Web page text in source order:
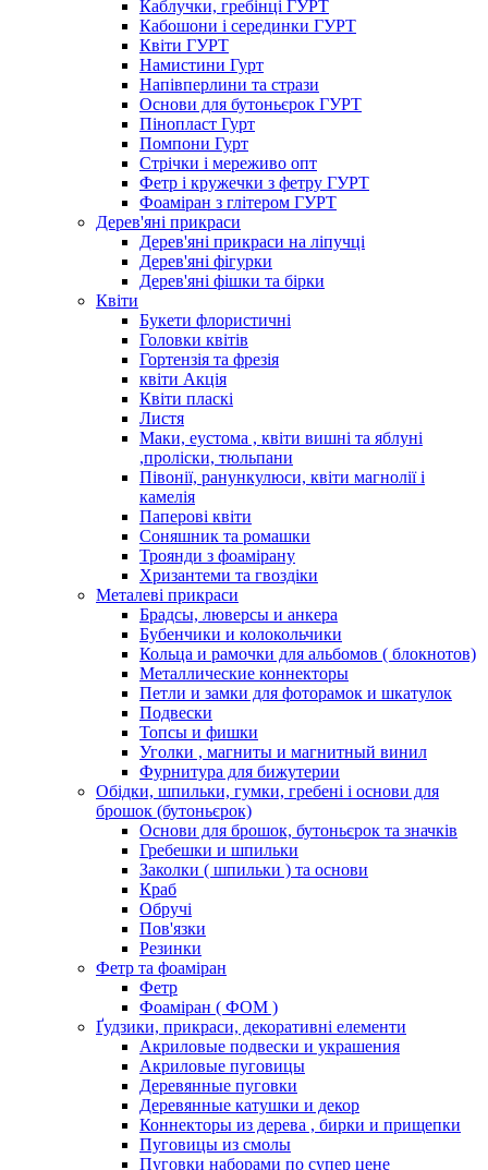
Каблучки, гребінці ГУРТ
Кабошони і серединки ГУРТ
Квіти ГУРТ
Намистини Гурт
Напівперлини та стрази
Основи для бутоньєрок ГУРТ
Пінопласт Гурт
Помпони Гурт
Стрічки і мереживо опт
Фетр і кружечки з фетру ГУРТ
Фоаміран з глітером ГУРТ
Дерев'яні прикраси
Дерев'яні прикраси на ліпучці
Дерев'яні фігурки
Дерев'яні фішки та бірки
Квіти
Букети флористичні
Головки квітів
Гортензія та фрезія
квіти Акція
Квіти пласкі
Листя
Маки, еустома , квіти вишні та яблуні
,проліски, тюльпани
Півонії, ранункулюси, квіти магнолії і
камелія
Паперові квіти
Соняшник та ромашки
Троянди з фоамірану
Хризантеми та гвоздіки
Металеві прикраси
Брадсы, люверсы и анкера
Бубенчики и колокольчики
Кольца и рамочки для альбомов ( блокнотов)
Металлические коннекторы
Петли и замки для фоторамок и шкатулок
Подвески
Топсы и фишки
Уголки , магниты и магнитный винил
Фурнитура для бижутерии
Обідки, шпильки, гумки, гребені і основи для
брошок (бутоньєрок)
Основи для брошок, бутоньєрок та значків
Гребешки и шпильки
Заколки ( шпильки ) та основи
Краб
Обручі
Пов'язки
Резинки
Фетр та фоаміран
Фетр
Фоаміран ( ФОМ )
Ґудзики, прикраси, декоративні елементи
Акриловые подвески и украшения
Акриловые пуговицы
Деревянные пуговки
Деревянные катушки и декор
Коннекторы из дерева , бирки и прищепки
Пуговицы из смолы
Пуговки наборами по супер цене